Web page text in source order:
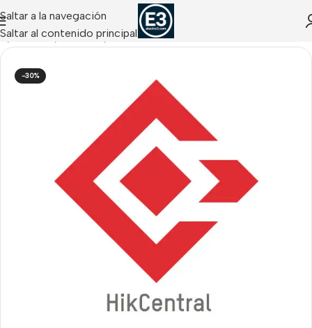
Saltar a la navegación
Saltar al contenido principal
/CCTV IP/Software/Software HikCentral HIKVISION
-30%